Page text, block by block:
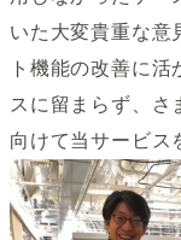
いた大変貴重な意
ト機能の改善に
スに留まらず、さ
向けて当サービス